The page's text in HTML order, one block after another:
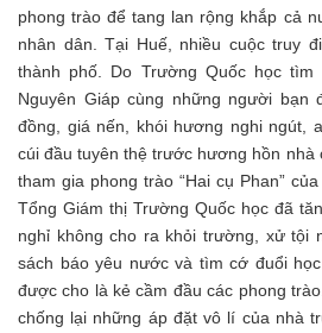
phong trào để tang lan rộng khắp cả
nhân dân. Tại Huế, nhiều cuộc truy
thành phố. Do Trường Quốc học tìm
Nguyên Giáp cùng những người
đồng, giá nến, khói hương nghi ngút,
cúi đầu tuyên thệ trước hương hồn
tham gia phong trào “Hai cụ Phan”
Tổng Giám thị Trường Quốc học đã
nghỉ không cho ra khỏi trường, xử tội
sách báo yêu nước và tìm cớ đuổi
được cho là kẻ cầm đầu các phong
chống lại những áp đặt vô lí của nhà